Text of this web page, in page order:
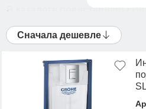
В каталоге представлены
подвесных унитазов -
мировых производителей.
отзывами покупателей,
характеристиками, а также
понравившиеся модели и
Сначала дешевле